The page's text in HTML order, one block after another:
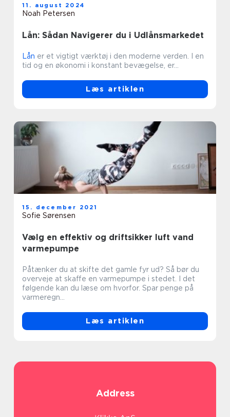
Lån: Sådan Navigerer du i Udlånsmarkedet
11. august 2024
Noah Petersen
Lån er et vigtigt værktøj i den moderne verden. I en
tid og en økonomi i konstant bevægelse, er...
Læs artiklen
Vælg en effektiv og driftsikker luft vand
varmepumpe
15. december 2021
Sofie Sørensen
Påtænker du at skifte det gamle fyr ud? Så bør du
overveje at skaffe en varmepumpe i stedet. I det
følgende kan du læse om hvorfor. Spar penge på
varmeregn...
Læs artiklen
Address